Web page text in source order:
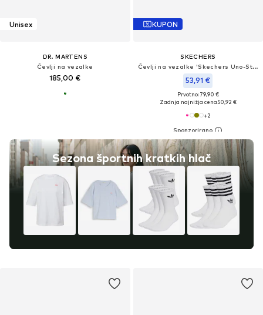
Unisex
DR. MARTENS
Čevlji na vezalke
185,00 €
Sezona športnih kratkih hlač
KUPON
SKECHERS
Čevlji na vezalke 'Skechers Uno-Stand on Air'
53,91 €
Prvotno: 79,90 €
Zadnja najnižja cena50,92 €
+2